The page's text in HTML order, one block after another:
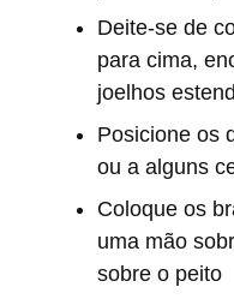
Deite-se de
para cima,
joelhos
Posicione os
ou a alguns
Coloque os
uma mão
sobre o peito